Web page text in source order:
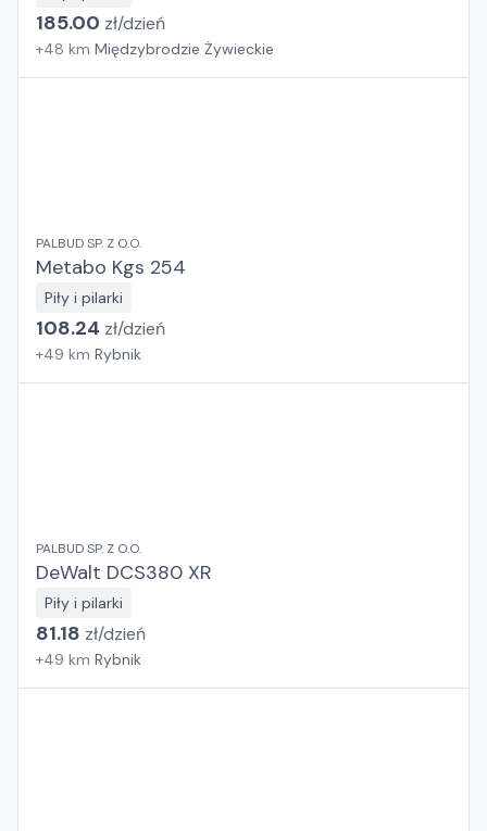
185.00 zł/dzień
+48 km Międzybrodzie Żywieckie
PALBUD SP. Z O.O.
Metabo Kgs 254
Piły i pilarki
108.24 zł/dzień
+49 km Rybnik
PALBUD SP. Z O.O.
DeWalt DCS380 XR
Piły i pilarki
81.18 zł/dzień
+49 km Rybnik